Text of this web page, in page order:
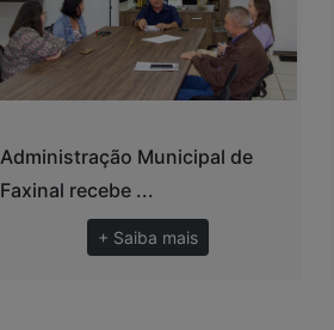
Administração Municipal de
Faxinal recebe ...
+ Saiba mais